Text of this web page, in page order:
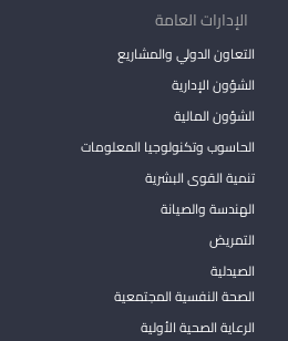
الإدارات العامة
التعاون الدولي والمشاريع
الشؤون الإدارية
الشؤون المالية
الحاسوب وتكنولوجيا المعلومات
تنمية القوى البشرية
الهندسة والصيانة
التمريض
الصيدلية
الصحة النفسية المجتمعية
الرعاية الصحية الأولية